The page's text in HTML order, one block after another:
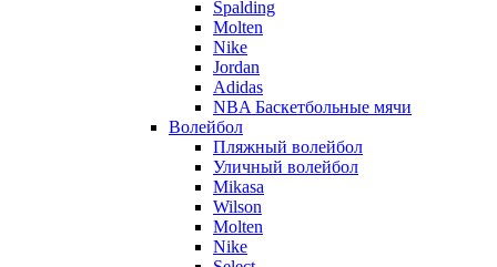
Spalding
Molten
Nike
Jordan
Adidas
NBA Баскетбольные мячи
Волейбол
Пляжный волейбол
Уличный волейбол
Mikasa
Wilson
Molten
Nike